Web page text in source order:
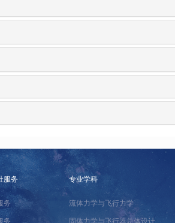
服务
务
务
专业学科
流体力学与飞行力学
固体力学与飞行器总体设计